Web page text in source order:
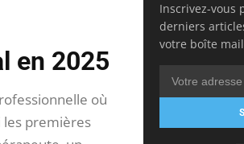
en 2025
où
les premières
Inscrivez-vous
derniers
votre boîte